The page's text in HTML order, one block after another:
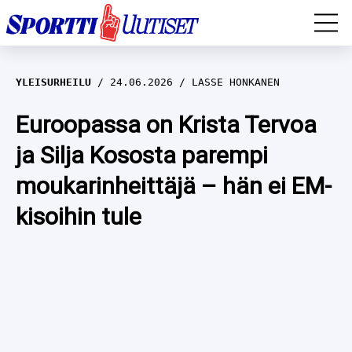
EM-YLEISURHEILU
JÄÄKIEKKO
YLEISURHEILU
WILMA HELTELÄ
TALVILAJIT
YLEISURHEILU 24.06.2026 LASSE HONKANEN
Euroopassa on Krista Tervoa
ja Silja Kososta parempi
moukarinheittäjä – hän ei EM-
kisoihin tule